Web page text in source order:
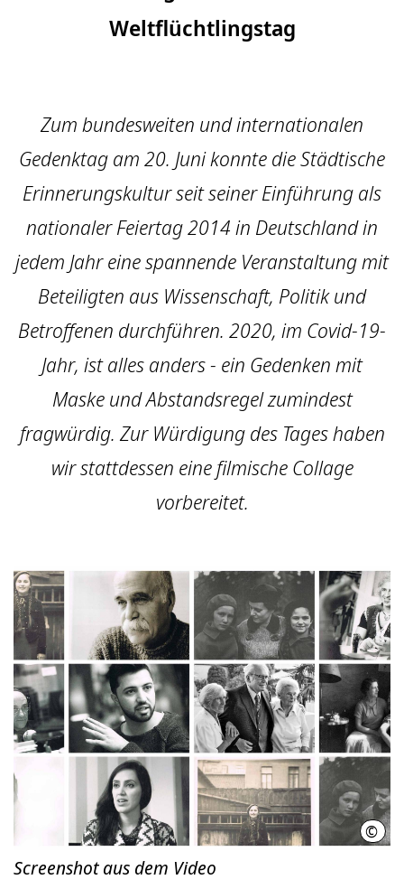
Weltflüchtlingstag
Zum bundesweiten und internationalen
Gedenktag am 20. Juni konnte die Städtische
Erinnerungskultur seit seiner Einführung als
nationaler Feiertag 2014 in Deutschland in
jedem Jahr eine spannende Veranstaltung mit
Beteiligten aus Wissenschaft, Politik und
Betroffenen durchführen. 2020, im Covid-19-
Jahr, ist alles anders - ein Gedenken mit
Maske und Abstandsregel zumindest
fragwürdig. Zur Würdigung des Tages haben
wir stattdessen eine filmische Collage
vorbereitet.
© LHH
Screenshot aus dem Video